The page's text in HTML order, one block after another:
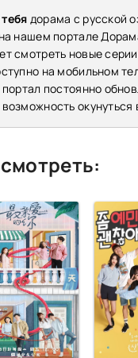
дорама с русской
нашем портале
смотреть новые
на мобильном
постоянно